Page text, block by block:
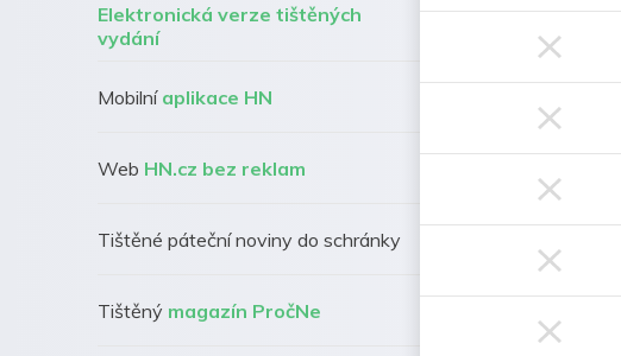
Elektronická verze tištěných
vydání
Mobilní aplikace HN
Web HN.cz bez reklam
Tištěné páteční noviny do schránky
Tištěný magazín PročNe